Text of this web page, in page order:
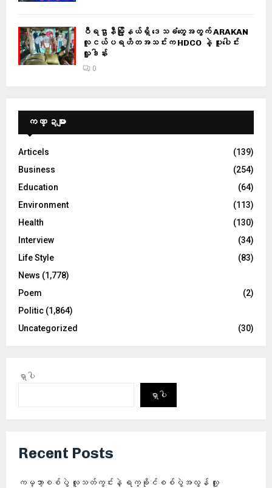
ဝီရဌာနီမြို့နယ်ရှိ‌ ဒေသခံတွေအတွက် ARAKAN
လူငယ်ပရဟိတအသင်းက HDCO နဲ့ ပူးပေါင်း
လှူဒါန်း
0
ကဏ္ဍများ
Articels
(139)
Business
(254)
Education
(64)
Environment
(113)
Health
(130)
Interview
(34)
Life Style
(83)
News (1,778)
Poem
(2)
Politic (1,864)
Uncategorized
(30)
ရှာပါ
ရှာပါ
Recent Posts
ကမ္ဘာ့စစ်ပွဲ လူသတ်ကွင်းနဲ့ ရက္ခိုင်စစ်ပွဲအလွန် လူ့